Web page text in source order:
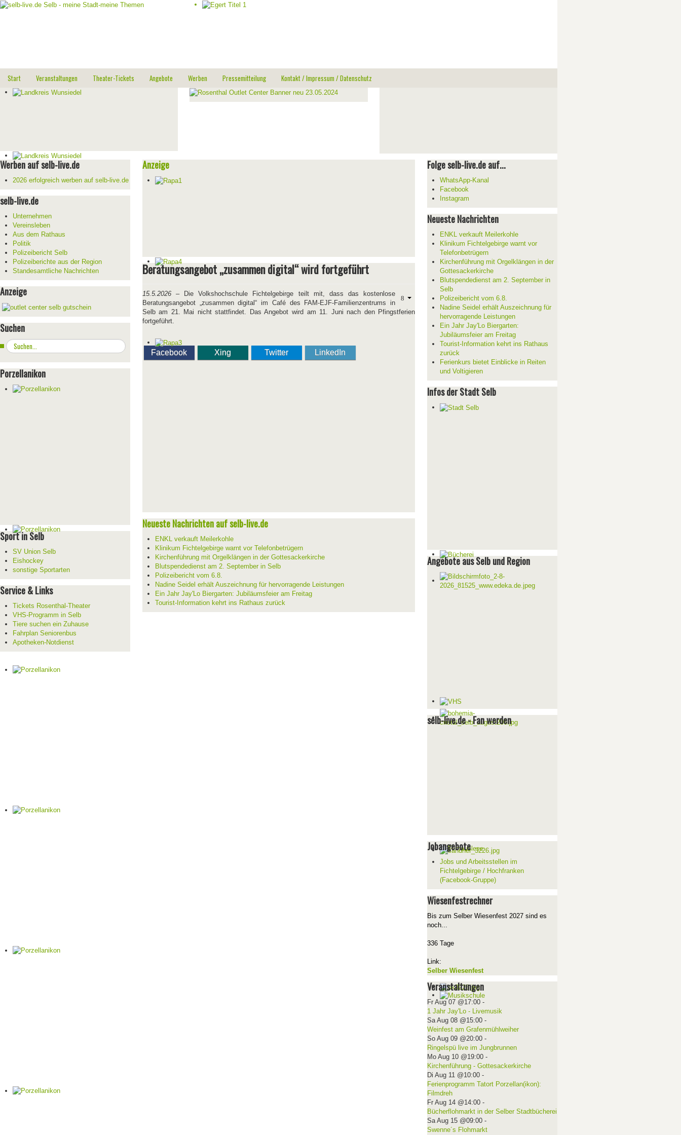
Start Veranstaltungen Theater-Tickets Angebote Werben Pressemitteilung Kontakt / Impressum / Datenschutz
Werben auf selb-live.de
2026 erfolgreich werben auf selb-live.de
selb-live.de
Unternehmen
Vereinsleben
Aus dem Rathaus
Politik
Polizeibericht Selb
Polizeiberichte aus der Region
Standesamtliche Nachrichten
Anzeige
Suchen
Suchen
...
Porzellanikon
Sport in Selb
SV Union Selb
Eishockey
sonstige Sportarten
Service & Links
Tickets Rosenthal-Theater
VHS-Programm in Selb
Tiere suchen ein Zuhause
Fahrplan Seniorenbus
Apotheken-Notdienst
Anzeige
Beratungsangebot „zusammen digital“ wird fortgeführt
15.5.2026– Die Volkshochschule Fichtelgebirge teilt mit, dass das kostenlose
Beratungsangebot „zusammen digital“ im Café des FAM-EJF-Familienzentrums in
Selb am 21. Mai nicht stattfindet. Das Angebot wird am 11. Juni nach den Pfingstferien
fortgeführt.
Facebook Xing Twitter LinkedIn
Neueste Nachrichten auf selb-live.de
ENKL verkauft Meilerkohle
Klinikum Fichtelgebirge warnt vor Telefonbetrügern
Kirchenführung mit Orgelklängen in der Gottesackerkirche
Blutspendedienst am 2. September in Selb
Polizeibericht vom 6.8.
Nadine Seidel erhält Auszeichnung für hervorragende Leistungen
Ein Jahr Jay'Lo Biergarten: Jubiläumsfeier am Freitag
Tourist-Information kehrt ins Rathaus zurück
Folge selb-live.de auf...
WhatsApp-Kanal
Facebook
Instagram
Neueste Nachrichten
ENKL verkauft Meilerkohle
Klinikum Fichtelgebirge warnt vor
Telefonbetrügern
Kirchenführung mit Orgelklängen in der
Gottesackerkirche
Blutspendedienst am 2. September in
Selb
Polizeibericht vom 6.8.
Nadine Seidel erhält Auszeichnung für
hervorragende Leistungen
Ein Jahr Jay'Lo Biergarten:
Jubiläumsfeier am Freitag
Tourist-Information kehrt ins Rathaus
zurück
Ferienkurs bietet Einblicke in Reiten
und Voltigieren
Infos der Stadt Selb
Angebote aus Selb und Region
selb-live.de - Fan werden
Jobangebote
Jobs und Arbeitsstellen im
Fichtelgebirge / Hochfranken
(Facebook-Gruppe)
Wiesenfestrechner
Bis zum Selber Wiesenfest 2027 sind es
noch...
336 Tage
Link:
Selber Wiesenfest
Veranstaltungen
Fr Aug 07 @17:00-
1 Jahr Jay'Lo - Livemusik
Sa Aug 08 @15:00-
Weinfest am Grafenmühlweiher
So Aug 09 @20:00-
Ringelspü live im Jungbrunnen
Mo Aug 10 @19:00-
Kirchenführung - Gottesackerkirche
Di Aug 11 @10:00-
Ferienprogramm Tatort Porzellan(ikon):
Filmdreh
Fr Aug 14 @14:00-
Bücherflohmarkt in der Selber Stadtbücherei
Sa Aug 15 @09:00-
Swenne´s Flohmarkt